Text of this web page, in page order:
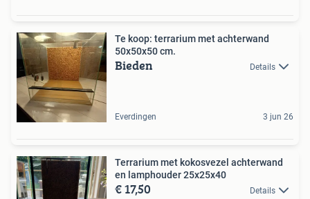
Te koop: terrarium met achterwand
50x50x50 cm.
Bieden Details
Everdingen 3 jun 26
Terrarium met kokosvezel achterwand
en lamphouder 25x25x40
€ 17,50 Details